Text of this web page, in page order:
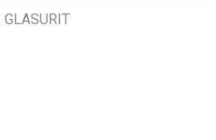
GLASURIT